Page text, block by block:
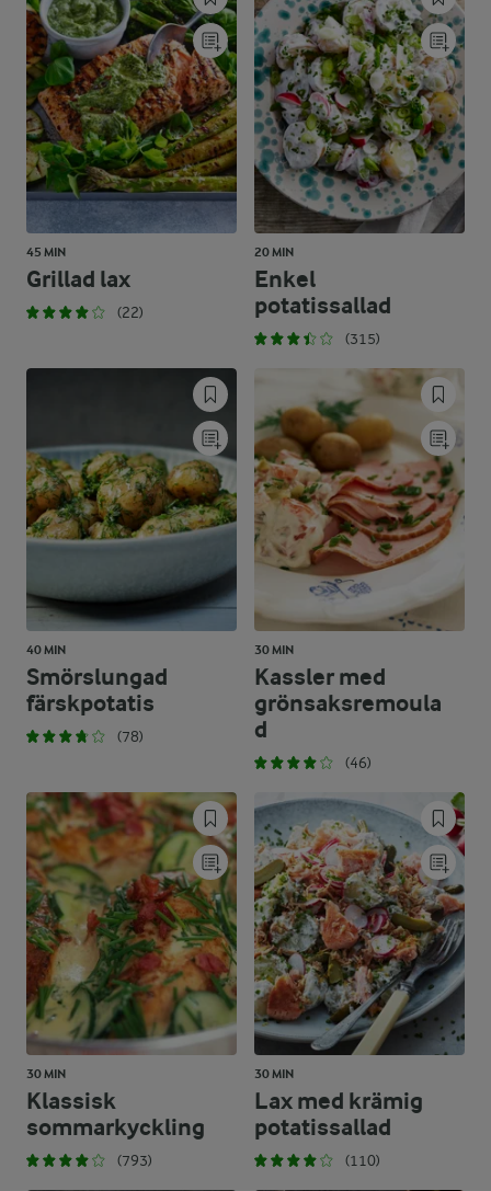
45 MIN
Grillad lax
(22)
20 MIN
Enkel
potatissallad
(315)
40 MIN
Smörslungad
färskpotatis
(78)
30 MIN
Kassler med
grönsaksremoula
d
(46)
30 MIN
Klassisk
sommarkyckling
(793)
30 MIN
Lax med krämig
potatissallad
(110)